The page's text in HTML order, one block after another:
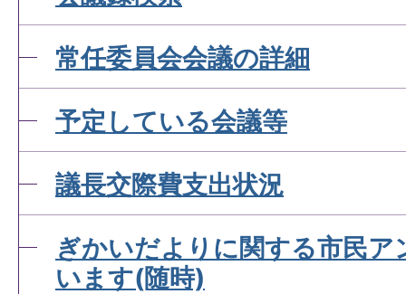
常任委員会会議の詳細
予定している会議等
議長交際費支出状況
ぎかいだよりに関する市民
います(随時)